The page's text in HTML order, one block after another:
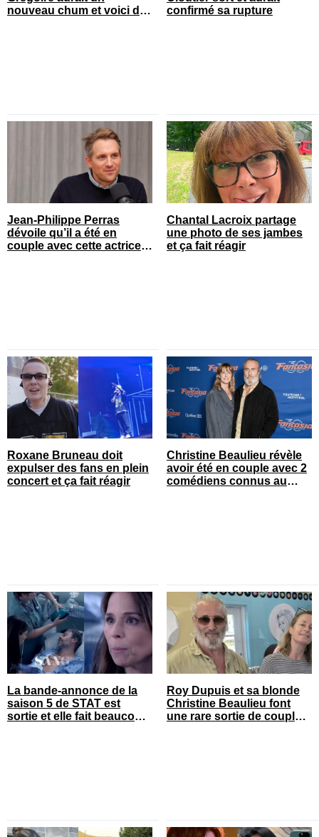
nouveau chum et voici de
confirmé sa rupture
Jean-Philippe Perras
dévoile qu’il a été en
couple avec cette actrice
Chantal Lacroix partage
une photo de ses jambes
et ça fait réagir
Roxane Bruneau doit
expulser des fans en plein
concert et ça fait réagir
Christine Beaulieu révèle
avoir été en couple avec 2
comédiens connus au
La bande-annonce de la
saison 5 de STAT est
sortie et elle fait beaucoup
Roy Dupuis et sa blonde
Christine Beaulieu font
une rare sortie de couple